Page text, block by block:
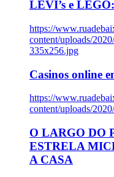
LEVI’s e
https://
content/uploads/
335x256.jpg
Casinos online
https://
content/uploads/
O LARGO DO
ESTRELA
A CASA